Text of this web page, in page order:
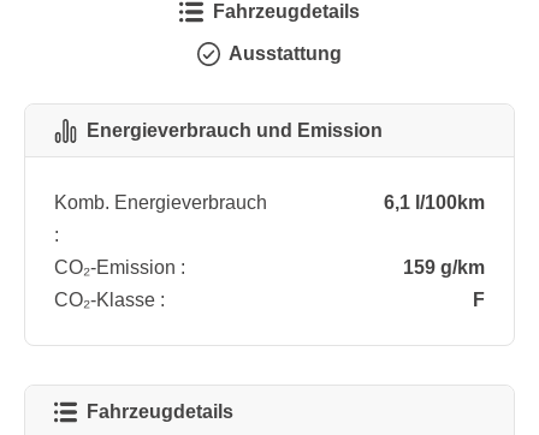
Fahrzeugdetails
Ausstattung
Energieverbrauch und Emission
Komb. Energieverbrauch
:
6,1 l/100km
CO₂-Emission :
159 g/km
CO₂-Klasse :
F
Fahrzeugdetails